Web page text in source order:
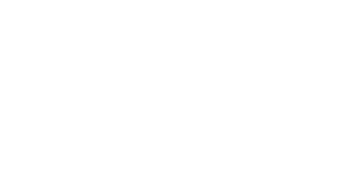
консультация и быстрая доставка.